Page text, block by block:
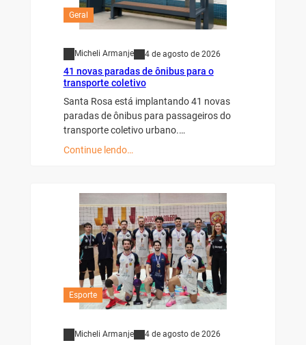
Geral
Micheli Armanje 4 de agosto de 2026
41 novas paradas de ônibus para o
transporte coletivo
Santa Rosa está implantando 41 novas
paradas de ônibus para passageiros do
transporte coletivo urbano.…
Continue lendo…
Esporte
Micheli Armanje 4 de agosto de 2026